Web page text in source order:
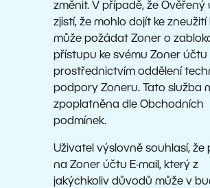
změnit. V případě, že Ověřený
zjistí, že mohlo dojít ke zneužití
může požádat Zoner o
přístupu ke svému Zoner účtu
prostřednictvím oddělení
podpory Zoneru. Tato služba
zpoplatněna dle Obchodních
podmínek.
Uživatel výslovně souhlasí, že
na Zoner účtu E-mail, který z
jakýchkoliv důvodů může v